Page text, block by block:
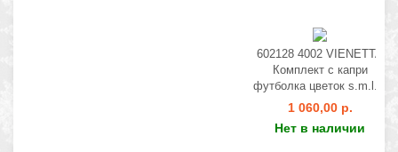
602128 4002 VIENETTA
Комплект с капри
футболка цветок s.m.l.xl
1 060,00 р.
Нет в наличии